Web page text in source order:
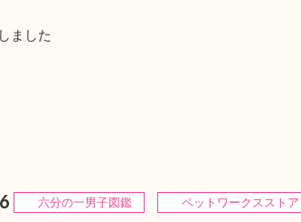
ました
六分の一男子図鑑 ペットワークスストア